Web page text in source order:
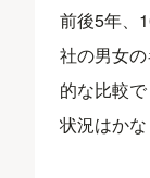
前後5年、
社の男女
的な比較
状況はかな